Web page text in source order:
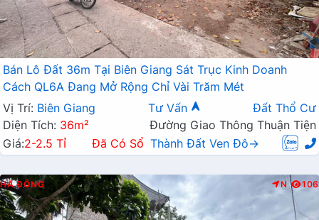
Bán Lô Đất 36m Tại Biên Giang Sát Trục Kinh Doanh
Cách QL6A Đang Mở Rộng Chỉ Vài Trăm Mét
Vị Trí: Biên Giang Tư Vấn
Đất Thổ Cư
Diện Tích: 36m²
Đường Giao Thông Thuận Tiện
Giá:2-2.5 Tỉ Đã Có Sổ Thành Đất Ven Đô→
HÀ ĐÔNG N 106